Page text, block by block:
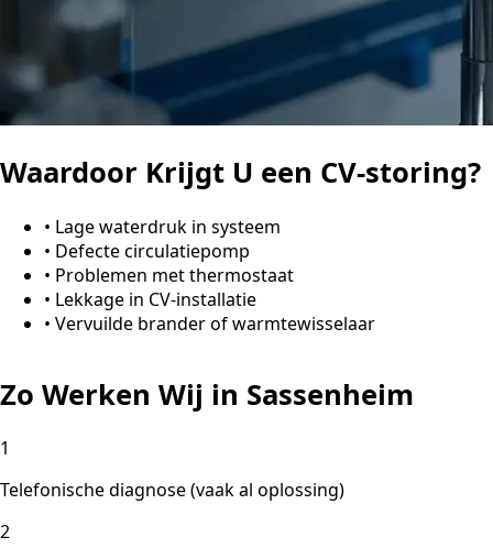
Waardoor Krijgt U een CV-storing?
• Lage waterdruk in systeem
• Defecte circulatiepomp
• Problemen met thermostaat
• Lekkage in CV-installatie
• Vervuilde brander of warmtewisselaar
Zo Werken Wij in Sassenheim
1
Telefonische diagnose (vaak al oplossing)
2